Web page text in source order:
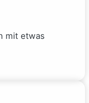
mit etwas